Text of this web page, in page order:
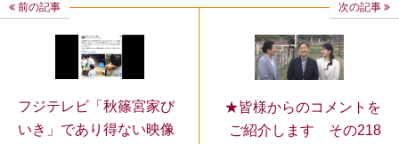
前の記事
フジテレビ「秋篠宮家び
いき」であり得ない映像
次の記事
★皆様からのコメントを
ご紹介します その218